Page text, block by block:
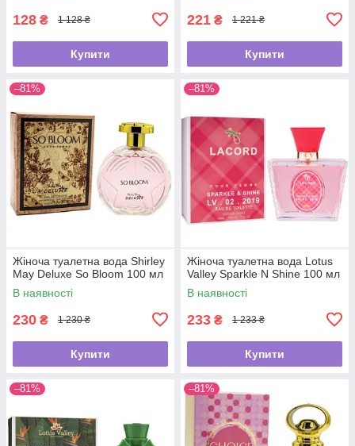
128 ₴ 1 128 ₴
Купити
221 ₴ 1 221 ₴
Купити
–81%
Жіноча туалетна вода Shirley
May Deluxe So Bloom 100 мл
В наявності
230 ₴ 1 230 ₴
Купити
–81%
Жіноча туалетна вода Lotus
Valley Sparkle N Shine 100 мл
В наявності
233 ₴ 1 233 ₴
Купити
–81% –81%